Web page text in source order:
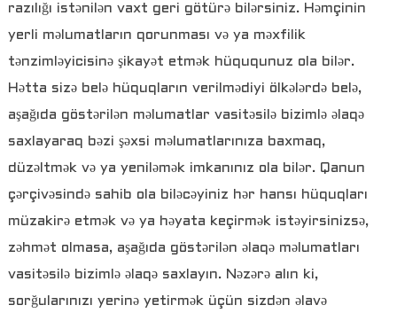
razılığı istənilən vaxt geri götürə bilərsiniz. Həmçinin
yerli məlumatların qorunması və ya məxfilik
tənzimləyicisinə şikayət etmək hüququnuz ola bilər.
Hətta sizə belə hüquqların verilmədiyi ölkələrdə belə,
aşağıda göstərilən məlumatlar vasitəsilə bizimlə əlaqə
saxlayaraq bəzi şəxsi məlumatlarınıza baxmaq,
düzəltmək və ya yeniləmək imkanınız ola bilər. Qanun
çərçivəsində sahib ola biləcəyiniz hər hansı hüquqları
müzakirə etmək və ya həyata keçirmək istəyirsinizsə,
zəhmət olmasa, aşağıda göstərilən əlaqə məlumatları
vasitəsilə bizimlə əlaqə saxlayın. Nəzərə alın ki,
sorğularınızı yerinə yetirmək üçün sizdən əlavə